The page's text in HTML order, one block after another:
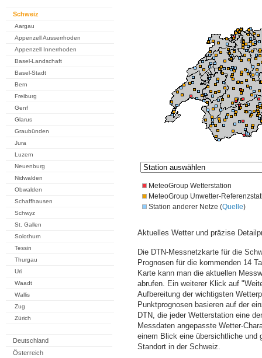
Schweiz
Aargau
Appenzell Ausserrhoden
Appenzell Innerrhoden
Basel-Landschaft
Basel-Stadt
Bern
Freiburg
Genf
Glarus
Graubünden
Jura
Luzern
Neuenburg
Nidwalden
Obwalden
Schaffhausen
Schwyz
St. Gallen
Solothurn
Tessin
Thurgau
Uri
Waadt
Wallis
Zug
Zürich
Deutschland
Österreich
MeteoGroup Wetterstation
MeteoGroup Unwetter-
Station anderer Netze (Quelle)
Aktuelles Wetter und präzise
Die DTN-Messnetzkarte für die
Prognosen für die kommenden 14
Karte kann man die aktuellen
abrufen. Ein weiterer Klick auf
Aufbereitung der wichtigsten
Punktprognosen basieren auf der
DTN, die jeder Wetterstation eine
Messdaten angepasste Wetter-
einem Blick eine übersichtliche und
Standort in der Schweiz.